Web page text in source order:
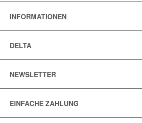
INFORMATIONEN
DELTA
NEWSLETTER
EINFACHE ZAHLUNG